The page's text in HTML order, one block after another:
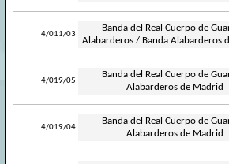
4/011/03
Banda del Real Cuerpo de
Alabarderos / Banda Alabarderos
4/019/05
Banda del Real Cuerpo de
Alabarderos de Madrid
4/019/04
Banda del Real Cuerpo de
Alabarderos de Madrid